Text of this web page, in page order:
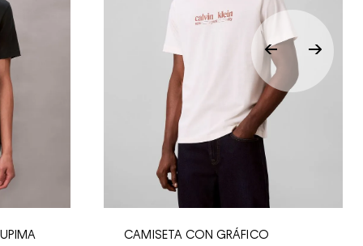
CAMISETA CON GRÁFICO